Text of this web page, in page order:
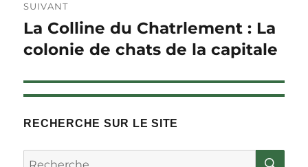
SUIVANT
Article
Suivant :
La Colline du Chatrlement : La
colonie de chats de la capitale
RECHERCHE SUR LE SITE
Rechercher :